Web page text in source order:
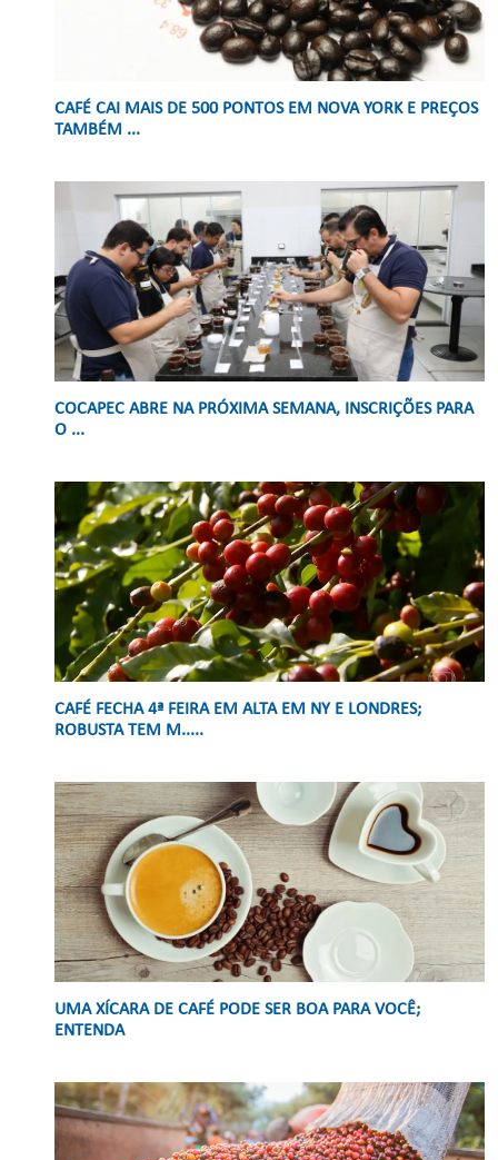
CAFÉ CAI MAIS DE 500 PONTOS EM NOVA YORK E PREÇOS
TAMBÉM ...
COCAPEC ABRE NA PRÓXIMA SEMANA, INSCRIÇÕES PARA
O ...
CAFÉ FECHA 4ª FEIRA EM ALTA EM NY E LONDRES;
ROBUSTA TEM M.....
UMA XÍCARA DE CAFÉ PODE SER BOA PARA VOCÊ;
ENTENDA